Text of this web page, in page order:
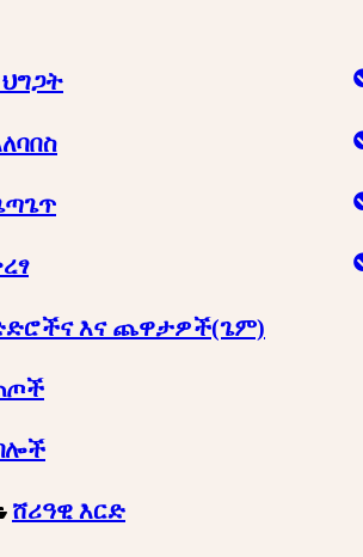
ህግጋት
እና ጨዋታዎች(ጌም)
ሸሪዓዊ እርድ